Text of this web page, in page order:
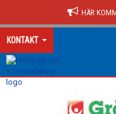
HÄR
KONTAKT
KONTAKT